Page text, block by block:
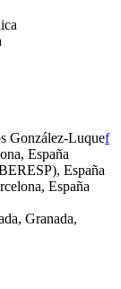
González-Luquef
España
España
España
Granada,